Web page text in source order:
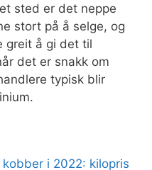
sted er det neppe
stort på å selge, og
greit å gi det til
det er snakk om
typisk blir
i 2022: kilopris